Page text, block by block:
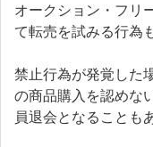
オークション・フリ
て転売を試みる行為
禁止行為が発覚した
の商品購入を認めな
員退会となることも